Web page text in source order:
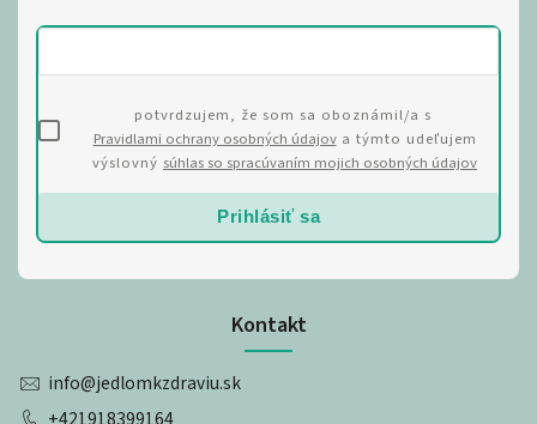
Kontakt
info@jedlomkzdraviu.sk
potvrdzujem, že som sa oboznámil/a s
Pravidlami ochrany osobných údajova týmto udeľujem
výslovný súhlas so spracúvaním mojich osobných údajov
Prihlásiť sa